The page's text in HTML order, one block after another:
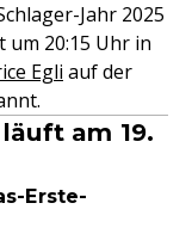
Jahr 2025
um 20:15 Uhr in
Egli auf der
am 19.
Erste-